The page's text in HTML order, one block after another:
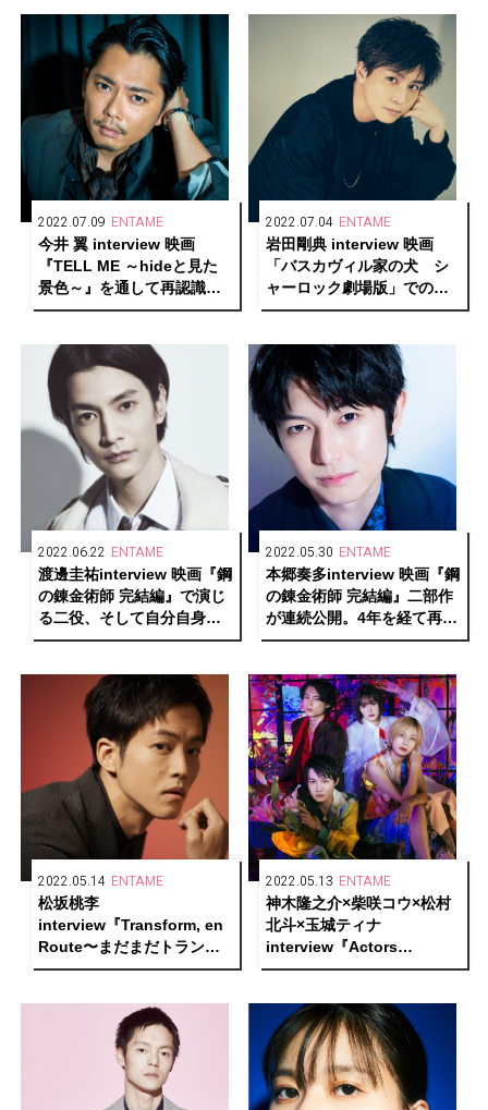
2022.07.09 ENTAME
今井 翼 interview 映画
『TELL ME ～hideと見た
景色～』を通して再認識し
たhideへのリスペクト
2022.07.04 ENTAME
岩田剛典 interview 映画
「バスカヴィル家の犬 シ
ャーロック劇場版」での新
たな気づき、そして仕事へ
2022.06.22 ENTAME
渡邊圭祐interview 映画『鋼
の錬金術師 完結編』で演じ
る二役、そして自分自身ー
ー人生の根幹に触れること
2022.05.30 ENTAME
本郷奏多interview 映画『鋼
の錬金術師 完結編』二部作
が連続公開。4年を経て再確
認した本作の魅力と自身の
2022.05.14 ENTAME
松坂桃李
interview『Transform, en
Route〜まだまだトランス
フォーム中〜』
2022.05.13 ENTAME
神木隆之介×柴咲コウ×松村
北斗×玉城ティナ
interview『Actors
transforming into any
る生き方〜』